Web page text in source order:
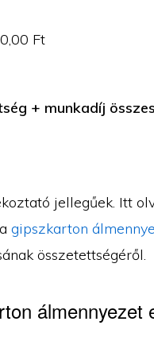
0,00 Ft
+ munkadíj
jellegűek. Itt
gipszkarton
összetettségéről.
álmennyezet